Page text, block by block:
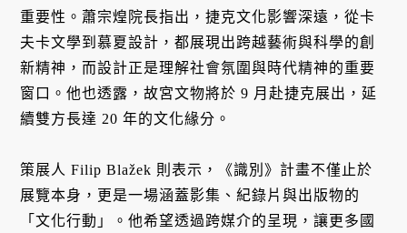
重要性。蕭宗煌院長指出，捷克文化影響深遠，從卡
夫卡文學到慕夏設計，都展現出跨越藝術與科學的創
新精神，而設計正是理解社會氛圍與時代精神的重要
窗口。他也透露，故宮文物將於 9 月赴捷克展出，延
續雙方長達 20 年的文化緣分。
策展人 Filip Blažek 則表示，《識別》計畫不僅止於
展覽本身，更是一場涵蓋影集、紀錄片與出版物的
「文化行動」。他希望透過跨媒介的呈現，讓更多國